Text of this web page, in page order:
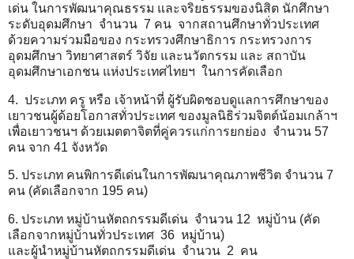
เด่น ในการพัฒนาคุณธรรม และจริยธรรมของนิสิต นักศึกษา
ระดับอุดมศึกษา จำนวน 7 คน จากสถานศึกษาทั่วประเทศ
ด้วยความร่วมมือของ กระทรวงศึกษาธิการ กระทรวงการ
อุดมศึกษา วิทยาศาสตร์ วิจัย และนวัตกรรม และ สถาบัน
อุดมศึกษาเอกชน แห่งประเทศไทยฯ ในการคัดเลือก
4. ประเภท ครู หรือ เจ้าหน้าที่ ผู้รับผิดชอบดูแลการศึกษาของ
เยาวชนผู้ด้อยโอกาสทั่วประเทศ ของมูลนิธิร่วมจิตต์น้อมเกล้าฯ
เพื่อเยาวชนฯ ด้วยเมตตาจิตที่คู่ควรแก่การยกย่อง จำนวน 57
คน จาก 41 จังหวัด
5. ประเภท คนพิการดีเด่นในการพัฒนาคุณภาพชีวิต จำนวน 7
คน (คัดเลือกจาก 195 คน)
6. ประเภท หมู่บ้านหัตถกรรมดีเด่น จำนวน 12 หมู่บ้าน (คัด
เลือกจากหมู่บ้านทั่วประเทศ 36 หมู่บ้าน)
และผู้นำหมู่บ้านหัตถกรรมดีเด่น จำนวน 2 คน